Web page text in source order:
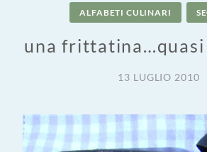
ALFABETI CULINARI
una frittatina…quasi
13 LUGLIO 2010